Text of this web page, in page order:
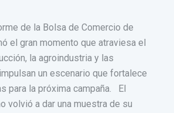
de la Bolsa de Comercio de
el gran momento que atraviesa el
la agroindustria y las
un escenario que fortalece
para la próxima campaña. El
volvió a dar una muestra de su